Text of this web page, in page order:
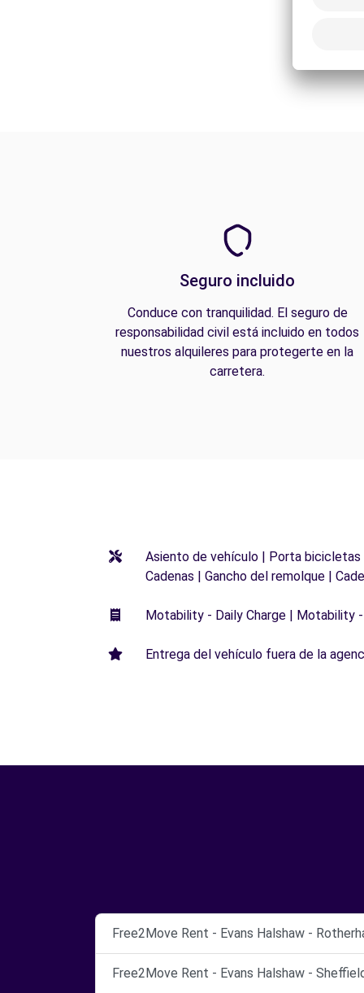
Seguro incluido
Conduce con tranquilidad. El seguro de
responsabilidad civil está incluido en todos
nuestros alquileres para protegerte en la
carretera.
Asiento de vehículo | Porta bicicletas
Cadenas | Gancho del remolque |
Motability - Daily Charge | Motability
Entrega del vehículo fuera de la
Free2Move Rent - Evans Halshaw -
Free2Move Rent - Evans Halshaw -